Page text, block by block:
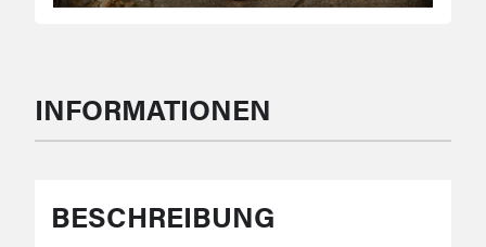
INFORMATIONEN
BESCHREIBUNG